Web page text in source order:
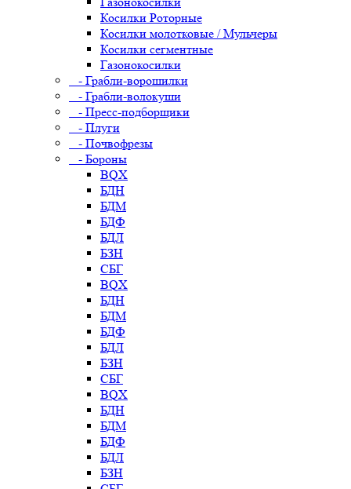
Косилки Роторные
Косилки молотковые / Мульчеры
Косилки сегментные
Газонокосилки
- Грабли-ворошилки
- Грабли-волокуши
- Пресс-подборщики
- Плуги
- Почвофрезы
- Бороны
BQX
БДН
БДМ
БДФ
БДЛ
БЗН
СБГ
BQX
БДН
БДМ
БДФ
БДЛ
БЗН
СБГ
BQX
БДН
БДМ
БДФ
БДЛ
БЗН